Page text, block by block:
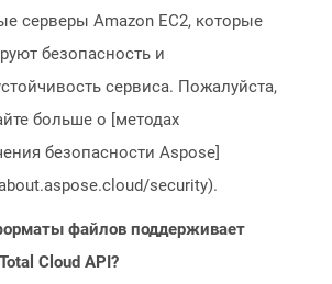
серверы Amazon EC2, которые
безопасность и
сервиса. Пожалуйста,
больше о [методах
безопасности Aspose]
security).
файлов поддерживает
Cloud API?